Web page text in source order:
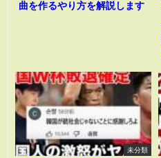
曲を作るやり方を解説します
未分類